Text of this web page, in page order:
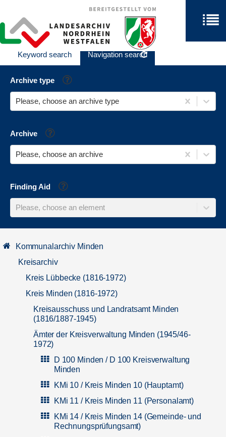
Keyword search Navigation search
Archive type Help
Please, choose an archive type
Archive Help
Please, choose an archive
Finding Aid Help
Please, choose an element
Kommunalarchiv Minden
Kreisarchiv
Kreis Lübbecke (1816-1972)
Kreis Minden (1816-1972)
Kreisausschuss und Landratsamt Minden
(1816/1887-1945)
Ämter der Kreisverwaltung Minden (1945/46-
1972)
D 100 Minden / D 100 Kreisverwaltung
Minden
KMi 10 / Kreis Minden 10 (Hauptamt)
KMi 11 / Kreis Minden 11 (Personalamt)
KMi 14 / Kreis Minden 14 (Gemeinde- und
Rechnungsprüfungsamt)